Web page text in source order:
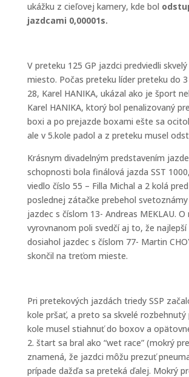
ukážku z cieľovej kamery, kde bol
jazdcami 0,00001s.
V preteku 125 GP jazdci predviedli
miesto. Počas preteku líder preteku do
28, Karel HANIKA, ukázal ako je šport
Karel HANIKA, ktorý bol penalizovaný
boxi a po prejazde boxami ešte sa
ale v 5.kole padol a z preteku musel
Krásnym divadelným predstavením
schopnosti bola finálová jazda SST
viedlo číslo 55 – Filla Michal a 2 kolá
poslednej zátačke prebehol
jazdec s číslom 13- Andreas MEKLAU. O
vyrovnanom poli svedčí aj to, že najlepší
dosiahol jazdec s číslom 77- Martin
skončil na treťom mieste.
Pri pretekových jazdách triedy SSP
kole pršať, a preto sa skvelé rozbehnutý
kole musel stiahnuť do boxov a
2. štart sa bral ako “wet race” (mokrý
znamená, že jazdci môžu prezuť
prípade dažďa sa preteká ďalej. Mokrý